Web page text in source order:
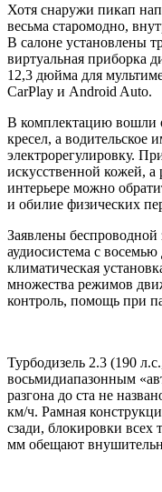
Хотя снаружи пикап
весьма старомодно,
В салоне установлены
виртуальная приборка
12,3 дюйма для
CarPlay и Android Auto.
В комплектацию вошли
кресел, а
электрорегулировку.
искусственной кожей,
интерьере можно
и обилие физических
Заявлены беспроводной
аудиосистема с
климатическая
множества режимов
контроль, помощь при
Турбодизель 2.3 (190
восьмидиапазонным
разгона до ста не
км/ч. Рамная
сзади, блокировки всех
мм обещают